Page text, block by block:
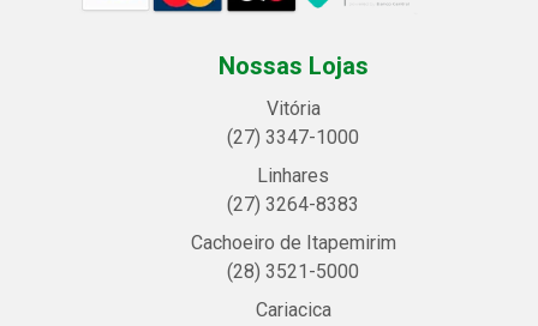
Nossas Lojas
Vitória
(27) 3347-1000
Linhares
(27) 3264-8383
Cachoeiro de Itapemirim
(28) 3521-5000
Cariacica